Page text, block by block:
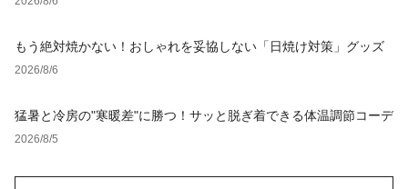
もう絶対焼かない！おしゃれを妥協しない「日焼け対策」グッズ
2026/8/6
猛暑と冷房の"寒暖差"に勝つ！サッと脱ぎ着できる体温調節コーデ
2026/8/5